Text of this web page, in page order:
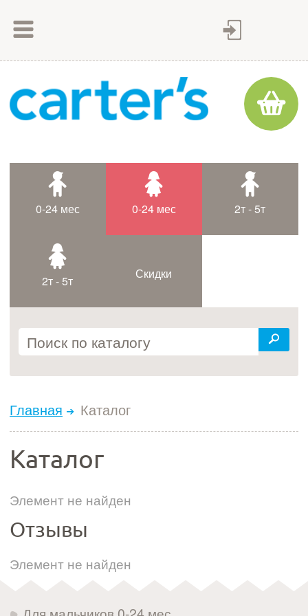
Как оплатить
Доставка товара
Контакты
0-24 мес 0-24 мес 2т - 5т
2т - 5т Скидки
Главная Каталог
Каталог
Элемент не найден
Отзывы
Элемент не найден